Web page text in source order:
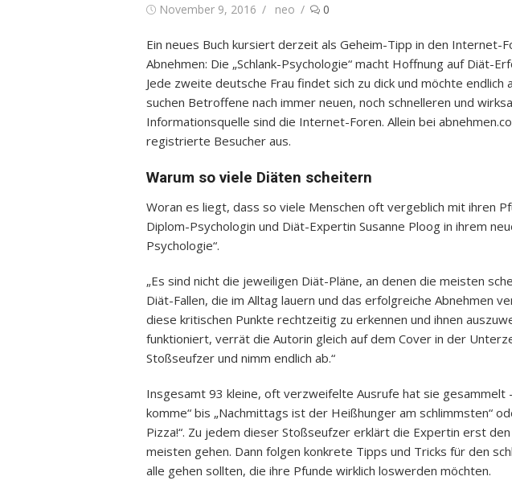
Posted
November 9, 2016 Author
neo 0
Ein neues Buch kursiert derzeit als Geheim-Tipp in den Internet-
Abnehmen: Die „Schlank-Psychologie“ macht Hoffnung auf Diät-
Jede zweite deutsche Frau findet sich zu dick und möchte endlich
suchen Betroffene nach immer neuen, noch schnelleren und
Informationsquelle sind die Internet-Foren. Allein bei
registrierte Besucher aus.
Warum so viele Diäten scheitern
Woran es liegt, dass so viele Menschen oft vergeblich mit ihren
Diplom-Psychologin und Diät-Expertin Susanne Ploog in ihrem
Psychologie“.
„Es sind nicht die jeweiligen Diät-Pläne, an denen die meisten
Diät-Fallen, die im Alltag lauern und das erfolgreiche Abnehmen
diese kritischen Punkte rechtzeitig zu erkennen und ihnen
funktioniert, verrät die Autorin gleich auf dem Cover in der
Stoßseufzer und nimm endlich ab.“
Insgesamt 93 kleine, oft verzweifelte Ausrufe hat sie gesammelt
komme“ bis „Nachmittags ist der Heißhunger am schlimmsten“
Pizza!“. Zu jedem dieser Stoßseufzer erklärt die Expertin erst
meisten gehen. Dann folgen konkrete Tipps und Tricks für den
alle gehen sollten, die ihre Pfunde wirklich loswerden möchten.